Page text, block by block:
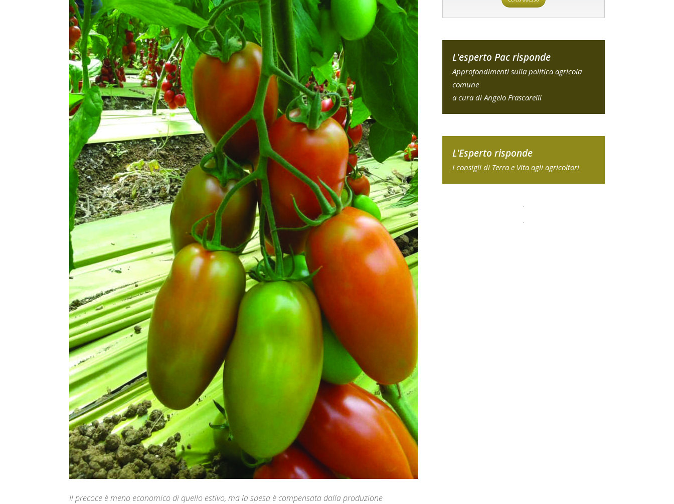
Il precoce è meno economico di quello estivo, ma la spesa è compensata dalla produzione
L'esperto Pac risponde
Approfondimenti sulla politica agricola
comune
a cura di Angelo Frascarelli
L'Esperto risponde
I consigli di Terra e Vita agli agricoltori